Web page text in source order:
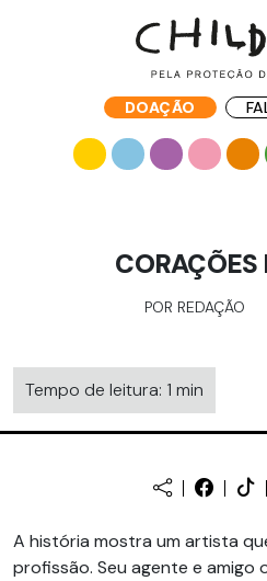
DOAÇÃO
CORAÇÕES
POR REDAÇÃO
Tempo de leitura: 1 min
A história mostra um artista
profissão. Seu agente e amigo